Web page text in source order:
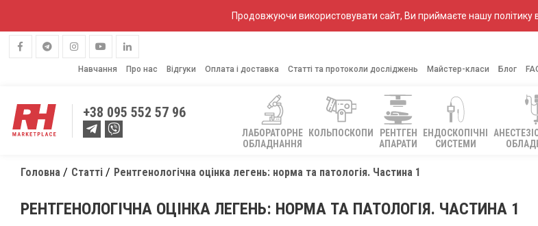
Продовжуючи використовувати сайт, Ви приймаєте нашу політику
Навчання Про нас Відгуки Оплата і доставка Статті та протоколи досліджень Майстер-класи Блог
+38 095 552 57 96
ЛАБОРАТОРНЕ
ОБЛАДНАННЯ
КОЛЬПОСКОПИ
РЕНТГЕН
АПАРАТИ
ЕНДОСКОПІЧНІ
СИСТЕМИ
Головна Статті Рентгенологічна оцінка легень: норма та патологія. Частина 1
РЕНТГЕНОЛОГІЧНА ОЦІНКА ЛЕГЕНЬ: НОРМА ТА ПАТОЛОГІЯ. ЧАСТИНА 1